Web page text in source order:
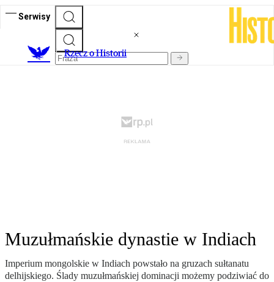
Serwisy
Rzecz o Historii
Muzułmańskie dynastie w Indiach
Imperium mongolskie w Indiach powstało na gruzach sułtanatu
delhijskiego. Ślady muzułmańskiej dominacji możemy podziwiać do